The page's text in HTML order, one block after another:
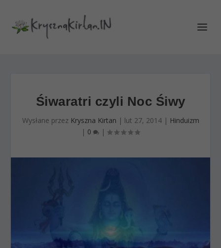
Śiwaratri czyli Noc Śiwy
Wysłane przez Kryszna Kirtan | lut 27, 2014| Hinduizm
| 0 |